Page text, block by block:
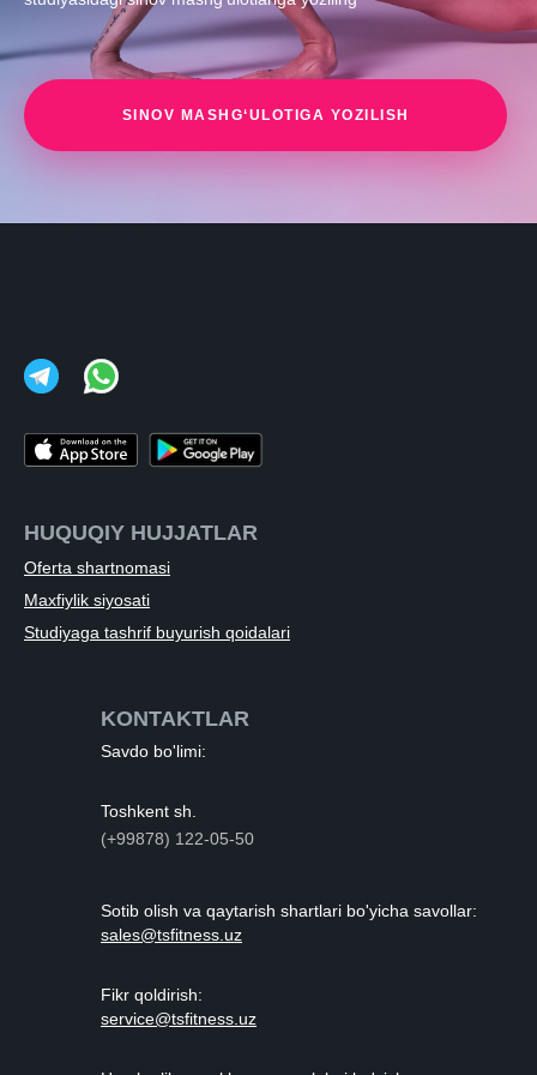
SINOV MASHG‘ULOTIGA YOZILISH
HUQUQIY HUJJATLAR
Maxfiylik siyosati
Studiyaga tashrif buyurish qoidalari
Oferta shartnomasi
sales@tsfitness.uz
service@tsfitness.uz
(+99878) 122-05-50
Toshkent sh.
KONTAKTLAR
Savdo bo'limi:
Sotib olish va qaytarish shartlari bo'yicha savollar:
Fikr qoldirish: